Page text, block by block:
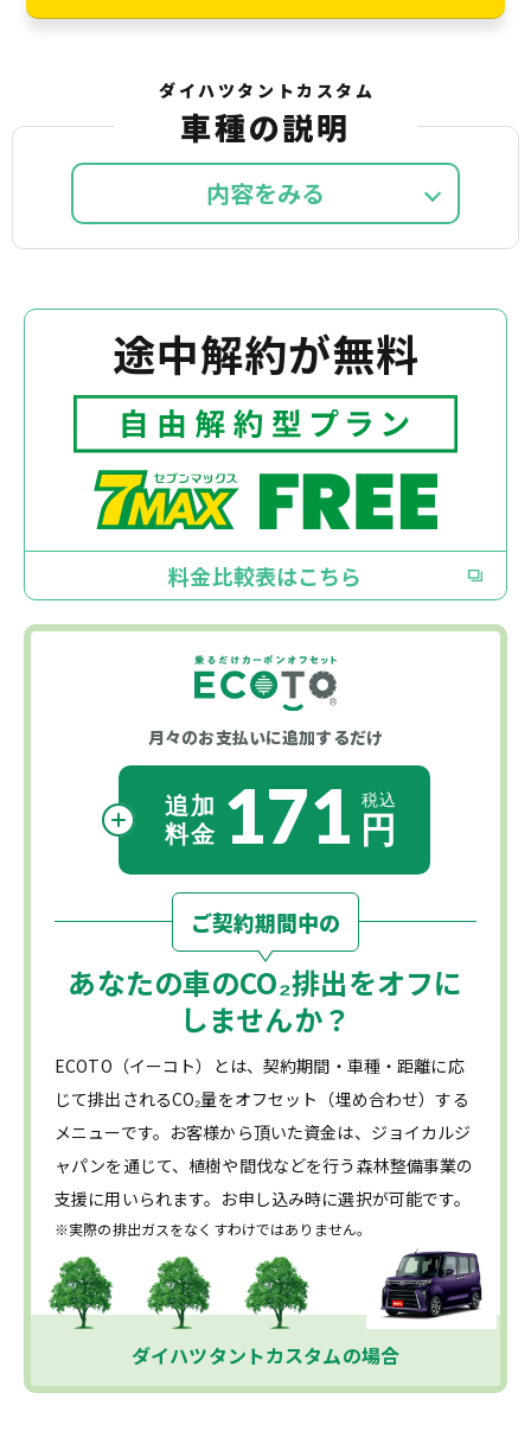
ダイハツタントカスタム
車種の説明
内容を
途中解約が無料
料金比較表はこちら
月々のお支払いに追加するだけ
171
ご契約期間中の
あなたの車のCO₂排出をオフに
しませんか？
ECOTO（イーコト）とは、契約期間・車種・距離に応
じて排出されるCO₂量をオフセット（埋め合わせ）する
メニューです。お客様から頂いた資金は、ジョイカルジ
ャパンを通じて、植樹や間伐などを行う森林整備事業の
支援に用いられます。お申し込み時に選択が可能です。
※実際の排出ガスをなくすわけではありません。
ダイハツタントカスタムの場合